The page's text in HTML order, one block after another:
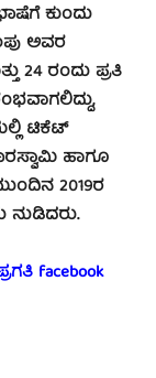
ಕುಂದು
ಅವರ
24 ರಂದು ಪ್ರತಿ
ಟಿಕೆಟ್
ಹಾಗೂ
2019ರ
facebook